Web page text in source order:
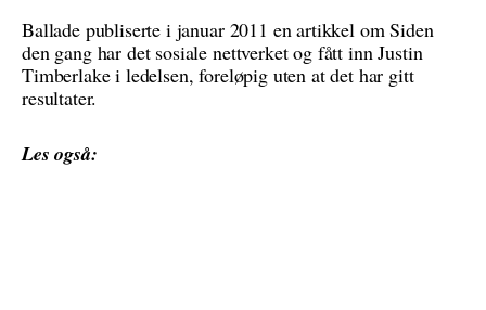
Ballade publiserte i januar 2011 en artikkel om Siden
den gang har det sosiale nettverket og fått inn Justin
Timberlake i ledelsen, foreløpig uten at det har gitt
resultater.
Les også: